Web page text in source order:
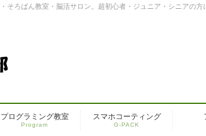
そろばん教室・脳活サロン。超初心者・ジュニア・シニアの
プログラミング教室
Program
スマホコーティング
G-PACK